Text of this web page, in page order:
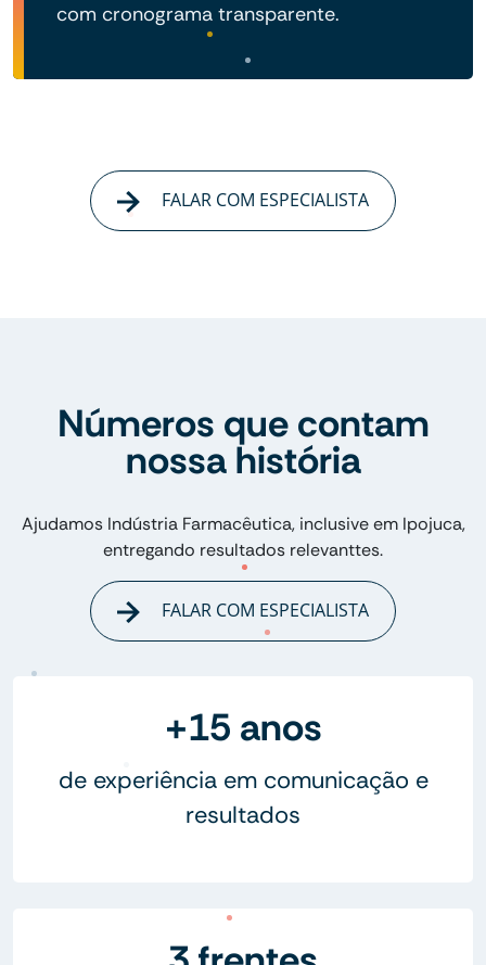
com cronograma transparente.
FALAR COM ESPECIALISTA
Números que contam
nossa história
Ajudamos Indústria Farmacêutica, inclusive em Ipojuca,
entregando resultados relevanttes.
FALAR COM ESPECIALISTA
+15 anos
de experiência em comunicação e
resultados